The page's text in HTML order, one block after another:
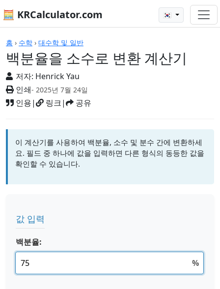
🧮 KRCalculator.com 🇰🇷
홈 › 수학 › 대수학 및 일반
백분율을 소수로 변환 계산기
저자: Henrick Yau
인쇄- 2025년 7월 24일
인용| 링크| 공유
계산기
이 계산기를 사용하여 백분율, 소수 및 분수 간에 변환하세
요. 필드 중 하나에 값을 입력하면 다른 형식의 동등한 값을
확인할 수 있습니다.
값 입력
백분율:
%